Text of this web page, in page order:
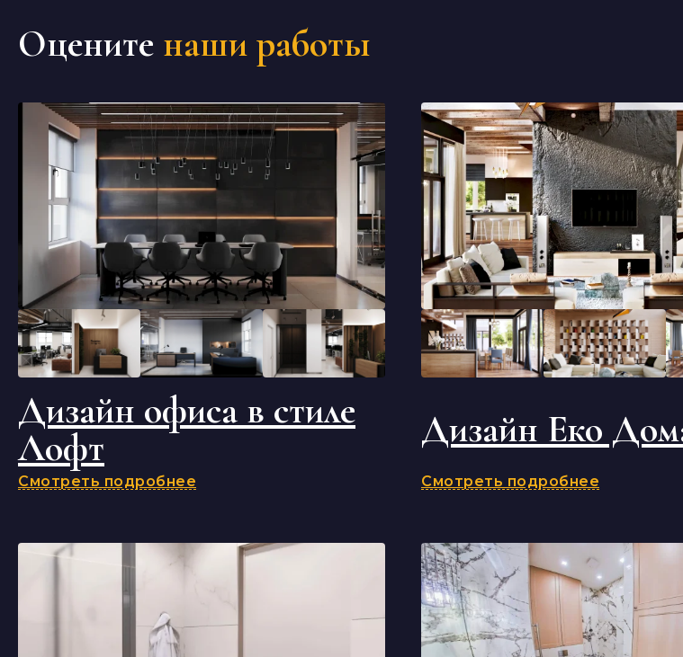
Оцените наши работы
Дизайн офиса в стиле
Лофт
Смотреть подробнее
Дизайн Еко
Смотреть подробнее